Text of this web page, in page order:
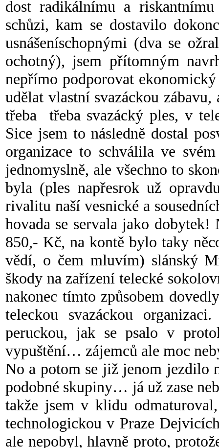
dost radikálnímu a
schůzi, kam se dostavilo
usnášeníschopnými (dva se
ochotný), jsem přítomným
nepřímo podporovat
udělat vlastní svazáckou
třeba třeba svazácký ples, v
Sice jsem to následně dostal
organizace to schválila ve
jednomyslně, ale všechno to
byla (ples napřesrok už
rivalitu naší vesnické a
hovada se servala jako
850,- Kč, na kontě bylo taky
vědí, o čem mluvím) slánský
škody na zařízení telecké
nakonec tímto způsobem
teleckou svazáckou
peruckou, jak se psalo v
vypuštění… zájemců ale moc
No a potom se již jenom jezdilo
podobné skupiny… já už zase
takže jsem v klidu
technologickou v Praze
ale nepobyl, hlavně proto,